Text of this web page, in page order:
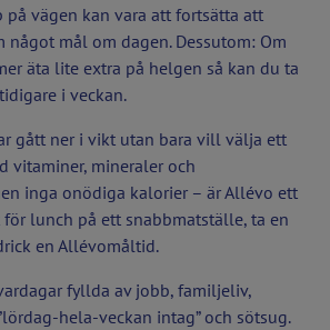
på vägen kan vara att fortsätta att
något mål om dagen. Dessutom: Om
äta lite extra på helgen så kan du ta
i veckan.
gått ner i vikt utan bara vill välja ett
vitaminer, mineraler och
inga onödiga kalorier – är Allévo ett
lunch på ett snabbmatställe, ta en
en Allévomåltid.
fyllda av jobb, familjeliv,
hela-veckan intag” och sötsug.